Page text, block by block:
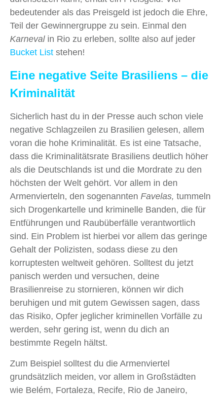
bedeutender als das Preisgeld ist jedoch die Ehre,
Teil der Gewinnergruppe zu sein. Einmal den
Karnevalin Rio zu erleben, sollte also auf jeder
Bucket List stehen!
Eine negative Seite Brasiliens – die
Kriminalität
Sicherlich hast du in der Presse auch schon viele
negative Schlagzeilen zu Brasilien gelesen, allem
voran die hohe Kriminalität. Es ist eine Tatsache,
dass die Kriminalitätsrate Brasiliens deutlich höher
als die Deutschlands ist und die Mordrate zu den
höchsten der Welt gehört. Vor allem in den
Armenvierteln, den sogenannten Favelas, tummeln
sich Drogenkartelle und kriminelle Banden, die für
Entführungen und Raubüberfälle verantwortlich
sind. Ein Problem ist hierbei vor allem das geringe
Gehalt der Polizisten, sodass diese zu den
korruptesten weltweit gehören. Solltest du jetzt
panisch werden und versuchen, deine
Brasilienreise zu stornieren, können wir dich
beruhigen und mit gutem Gewissen sagen, dass
das Risiko, Opfer jeglicher kriminellen Vorfälle zu
werden, sehr gering ist, wenn du dich an
bestimmte Regeln hältst.
Zum Beispiel solltest du die Armenviertel
grundsätzlich meiden, vor allem in Großstädten
wie Belém, Fortaleza, Recife, Rio de Janeiro,